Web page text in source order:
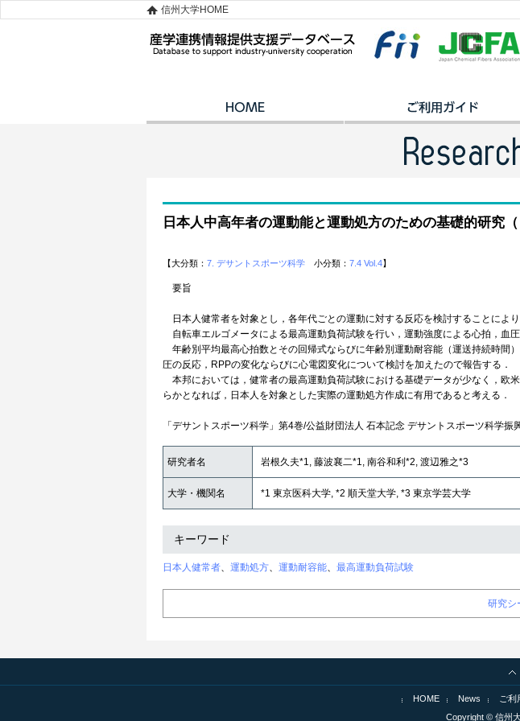
信州大学HOME
日本人中高年者の運動能と運動処方のための基礎的研究（
【大分類： 7. デサントスポーツ科学 小分類： 7.4 Vol.4】
要旨
日本人健常者を対象とし，各年代ごとの運動に対する反応を検討することによ
自転車エルゴメータによる最高運動負荷試験を行い，運動強度による心拍，血
年齢別平均最高心拍数とその回帰式ならびに年齢別運動耐容能（運送持続時間
圧の反応，RPPの変化ならびに心電図変化について検討を加えたので報告する．
本邦においては，健常者の最高運動負荷試験における基礎データが少なく，欧
らかとなれば，日本人を対象とした実際の運動処方作成に有用であると考える．
「デサントスポーツ科学」第4巻/公益財団法人 石本記念 デサントスポーツ科学振
研究者名 岩根久夫*1, 藤波襄二*1, 南谷和利*2, 渡辺雅之*3
大学・機関名 *1 東京医科大学, *2 順天堂大学, *3 東京学芸大学
キーワード
日本人健常者、 運動処方、 運動耐容能、 最高運動負荷試験
研究シ
HOME News ご利
Copyright © 信州